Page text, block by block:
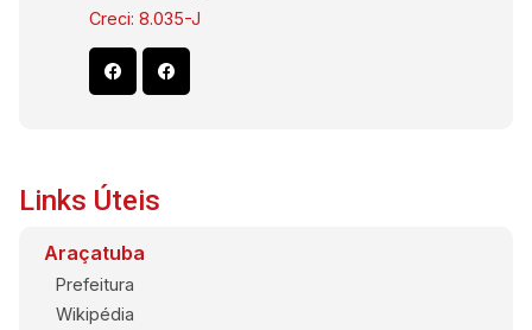
Creci: 8.035-J
Links Úteis
Araçatuba
Prefeitura
Wikipédia